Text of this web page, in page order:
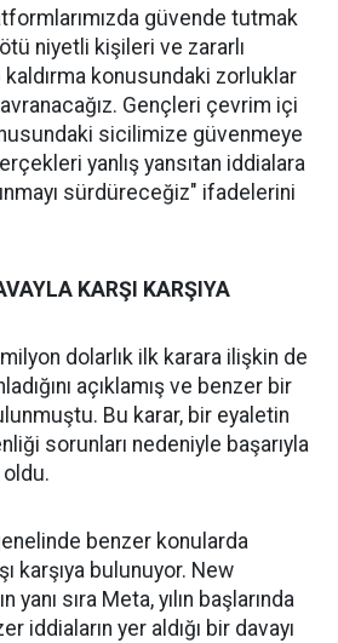
güvende tutmak
niyetli kişileri ve zararlı
konusundaki zorluklar
Gençleri çevrim içi
sicilimize güvenmeye
yanlış yansıtan iddialara
sürdüreceğiz" ifadelerini
KARŞI KARŞIYA
dolarlık ilk karara ilişkin de
açıklamış ve benzer bir
Bu karar, bir eyaletin
sorunları nedeniyle başarıyla
oldu.
benzer konularda
karşıya bulunuyor. New
yanı sıra Meta, yılın başlarında
iddiaların yer aldığı bir davayı